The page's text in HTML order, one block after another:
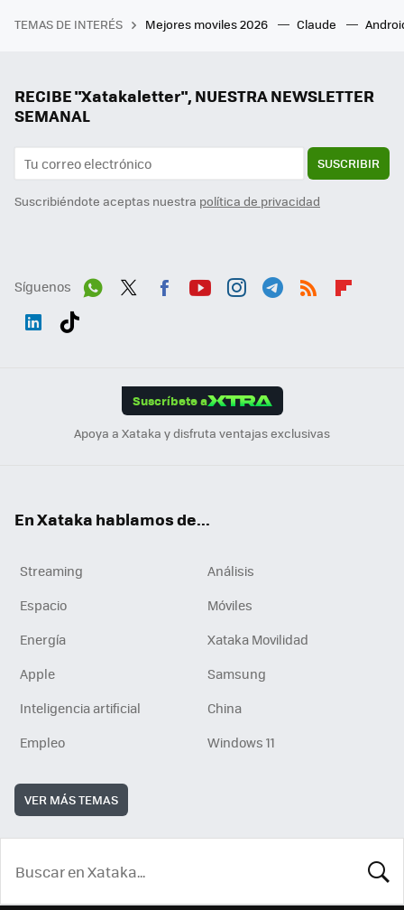
TEMAS DE INTERÉS Mejores moviles 2026 Claude
RECIBE "Xatakaletter", NUESTRA NEWSLETTER
SEMANAL
SUSCRIBIR
Suscribiéndote aceptas nuestra política de privacidad
Síguenos
Suscríbete a
Apoya a Xataka y disfruta ventajas exclusivas
En Xataka hablamos de...
Streaming
Análisis
Espacio
Móviles
Energía
Xataka Movilidad
Apple
Samsung
Inteligencia artificial
China
Empleo
Windows 11
VER MÁS TEMAS